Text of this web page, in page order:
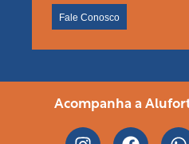
Fale Conosco
Acompanha a